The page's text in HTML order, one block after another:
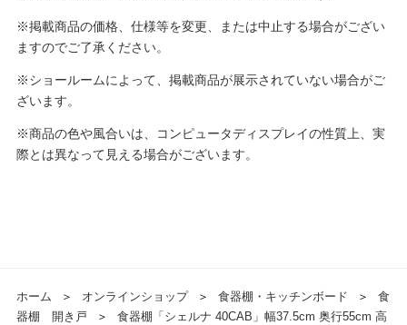
※掲載商品の価格、仕様等を変更、または中止する場合がござい
ますのでご了承ください。
※ショールームによって、掲載商品が展示されていない場合がご
ざいます。
※商品の色や風合いは、コンピュータディスプレイの性質上、実
際とは異なって見える場合がございます。
ホーム ＞ オンラインショップ ＞ 食器棚・キッチンボード ＞
食
器棚 開き戸
＞
食器棚「シェルナ 40CAB」幅37.5cm 奥行55cm 高